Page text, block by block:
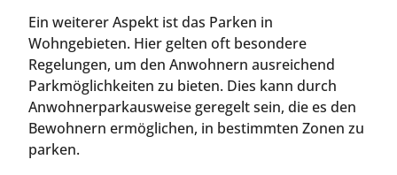
Ein weiterer Aspekt ist das Parken in
Wohngebieten. Hier gelten oft besondere
Regelungen, um den Anwohnern ausreichend
Parkmöglichkeiten zu bieten. Dies kann durch
Anwohnerparkausweise geregelt sein, die es den
Bewohnern ermöglichen, in bestimmten Zonen zu
parken.